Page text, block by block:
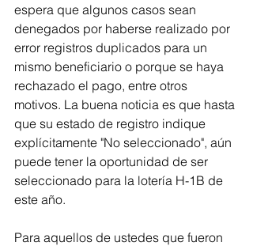
espera que algunos casos sean
denegados por haberse realizado por
error registros duplicados para un
mismo beneficiario o porque se haya
rechazado el pago, entre otros
motivos. La buena noticia es que hasta
que su estado de registro indique
explícitamente "No seleccionado", aún
puede tener la oportunidad de ser
seleccionado para la lotería H-1B de
este año.
Para aquellos de ustedes que fueron